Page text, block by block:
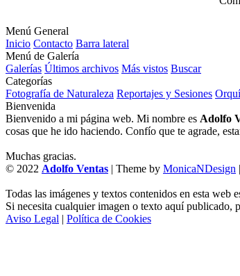
Menú General
Inicio Contacto Barra lateral
Menú de Galería
Galerías Últimos archivos Más vistos Buscar
Categorías
Fotografía de Naturaleza Reportajes y Sesiones
Bienvenida
Bienvenido a mi página web. Mi nombre es Adolfo
cosas que he ido haciendo. Confío que te agrade,
Muchas gracias.
© 2022 Adolfo Ventas | Theme by MonicaNDesign
Todas las imágenes y textos contenidos en esta web
Si necesita cualquier imagen o texto aquí publicado,
Aviso Legal | Política de Cookies